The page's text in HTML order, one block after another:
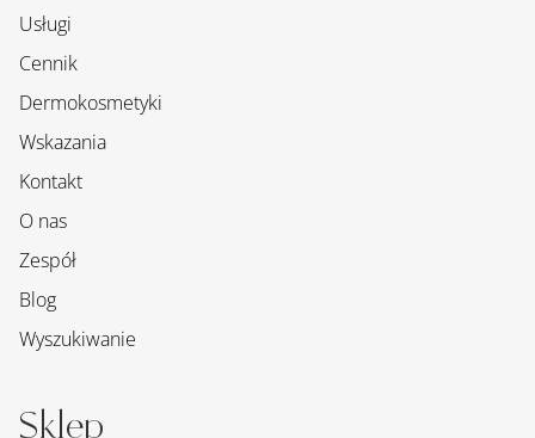
Sklep
Usługi
Cennik
Dermokosmetyki
Wskazania
Kontakt
O nas
Zespół
Blog
Wyszukiwanie